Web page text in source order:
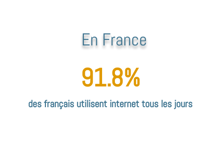
En France
91.8%
des français utilisent internet tous les jours